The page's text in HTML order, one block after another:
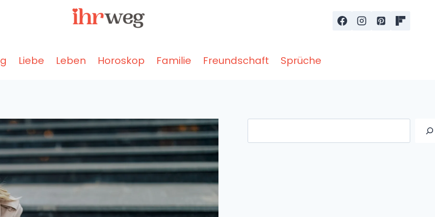
Liebe Leben Horoskop Familie Freundschaft Sprüche